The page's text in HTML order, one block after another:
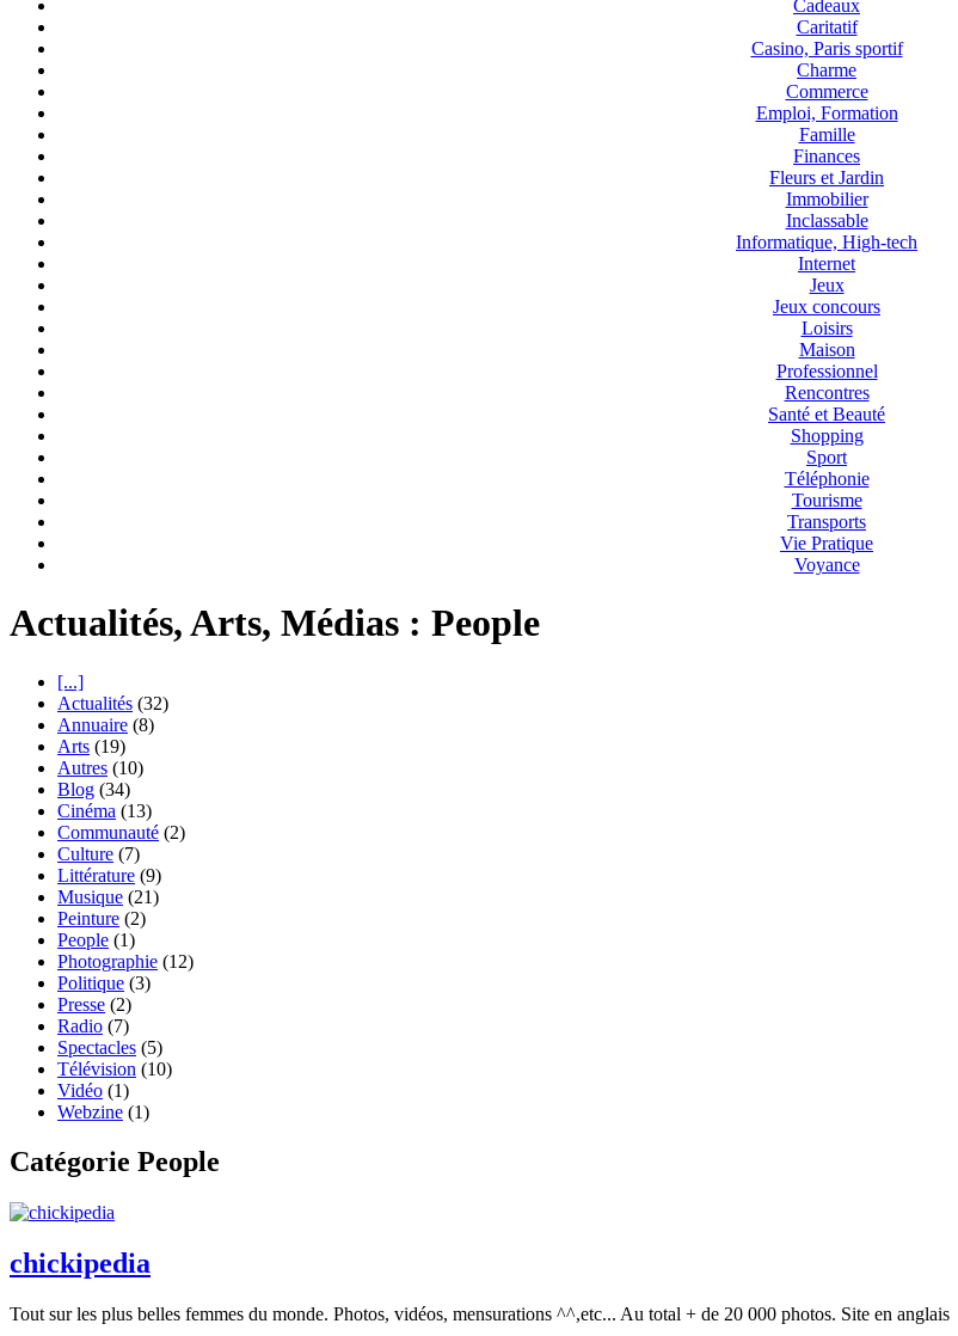
Cadeaux
Caritatif
Casino, Paris sportif
Charme
Commerce
Emploi, Formation
Famille
Finances
Fleurs et Jardin
Immobilier
Inclassable
Informatique, High-tech
Internet
Jeux
Jeux concours
Loisirs
Maison
Professionnel
Rencontres
Santé et Beauté
Shopping
Sport
Téléphonie
Tourisme
Transports
Vie Pratique
Voyance
Actualités, Arts, Médias : People
[...]
Actualités (32)
Annuaire (8)
Arts (19)
Autres (10)
Blog (34)
Cinéma (13)
Communauté (2)
Culture (7)
Littérature (9)
Musique (21)
Peinture (2)
People (1)
Photographie (12)
Politique (3)
Presse (2)
Radio (7)
Spectacles (5)
Télévision (10)
Vidéo (1)
Webzine (1)
Catégorie People
chickipedia
Tout sur les plus belles femmes du monde. Photos, vidéos, mensurations ^^,etc... Au total + de 20 000 photos. Site en anglais